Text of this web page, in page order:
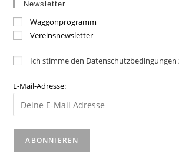
Newsletter
Waggonprogramm
Vereinsnewsletter
Ich stimme den Datenschutzbedingungen
E-Mail-Adresse: